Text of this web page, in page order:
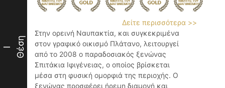
I Θέση
Δείτε περισσότερα >>
Στην ορεινή Ναυπακτία, και συγκεκριμένα
στον γραφικό οικισμό Πλάτανο, λειτουργεί
από το 2008 ο παραδοσιακός ξενώνας
Σπιτάκια Ιφιγένειας, ο οποίος βρίσκεται
μέσα στη φυσική ομορφιά της περιοχής. Ο
ξενώνας προσφέρει ήρεμη διαμονή και